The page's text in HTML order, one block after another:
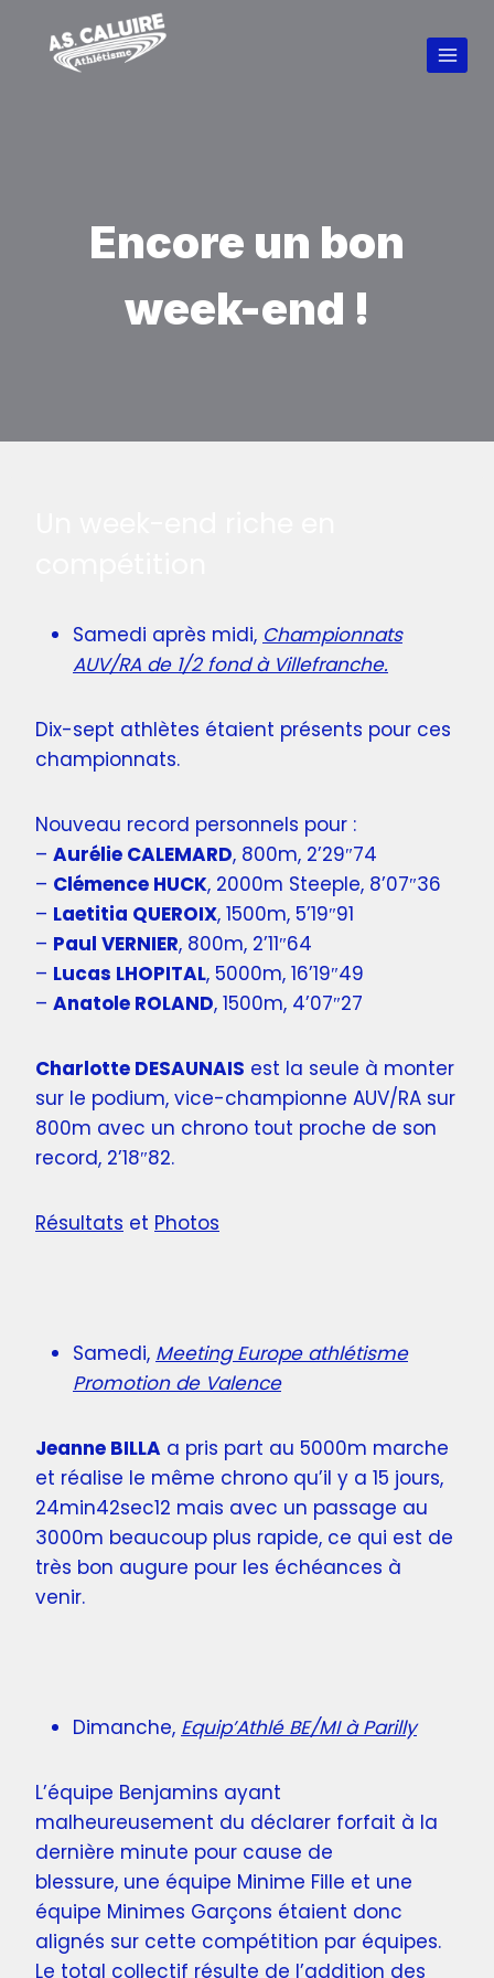
Encore un bon
week-end !
Samedi après midi, Championnats
AUV/RA de 1/2 fond à Villefranche.
Dix-sept athlètes étaient présents pour ces
championnats.
Nouveau record personnels pour :
– Aurélie CALEMARD, 800m, 2’29″74
– Clémence HUCK, 2000m Steeple, 8’07″36
– Laetitia QUEROIX, 1500m, 5’19″91
– Paul VERNIER, 800m, 2’11″64
– Lucas LHOPITAL, 5000m, 16’19″49
– Anatole ROLAND, 1500m, 4’07″27
Charlotte DESAUNAIS est la seule à monter
sur le podium, vice-championne AUV/RA sur
800m avec un chrono tout proche de son
record, 2’18″82.
Résultats et Photos
Samedi, Meeting Europe athlétisme
Promotion de Valence
Jeanne BILLA a pris part au 5000m marche
et réalise le même chrono qu’il y a 15 jours,
24min42sec12 mais avec un passage au
3000m beaucoup plus rapide, ce qui est de
très bon augure pour les échéances à
venir.
Dimanche, Equip’Athlé BE/MI à Parilly
L’équipe Benjamins ayant
malheureusement du déclarer forfait à la
dernière minute pour cause de
blessure, une équipe Minime Fille et une
équipe Minimes Garçons étaient donc
alignés sur cette compétition par équipes.
Le total collectif résulte de l’addition des